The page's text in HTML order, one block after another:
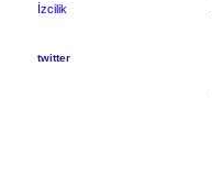
İzcilik
twitter